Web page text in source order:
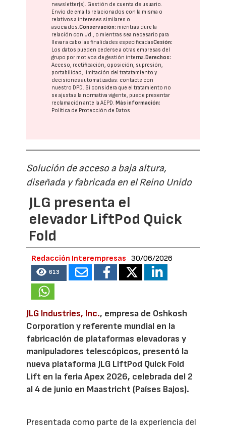
newsletter(s). Gestión de cuenta de usuario.
Envío de emails relacionados con la misma o
relativos a intereses similares o
asociados.Conservación: mientras dure la
relación con Ud., o mientras sea necesario para
llevar a cabo las finalidades especificadasCesión:
Los datos pueden cederse a otras empresas del
grupo por motivos de gestión interna.Derechos:
Acceso, rectificación, oposición, supresión,
portabilidad, limitación del tratatamiento y
decisiones automatizadas: contacte con
nuestro DPD. Si considera que el tratamiento no
se ajusta a la normativa vigente, puede presentar
reclamación ante laAEPD.Más información:
Política de Protección de Datos
Solución de acceso a baja altura,
diseñada y fabricada en el Reino Unido
JLG presenta el
elevador LiftPod Quick
Fold
Redacción Interempresas 30/06/2026
613
JLG Industries, Inc., empresa de Oshkosh
Corporation y referente mundial en la
fabricación de plataformas elevadoras y
manipuladores telescópicos, presentó la
nueva plataforma JLG LiftPod Quick Fold
Lift en la feria Apex 2026, celebrada del 2
al 4 de junio en Maastricht (Países Bajos).
Presentada como parte de la experiencia del